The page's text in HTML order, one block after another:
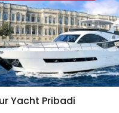
Yacht Pribadi